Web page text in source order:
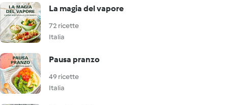
La magia del vapore
72 ricette
Italia
Pausa pranzo
49 ricette
Italia